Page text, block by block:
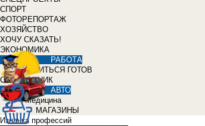
СПОРТ
ФОТОРЕПОРТАЖ
ХОЗЯЙСТВО
ХОЧУ СКАЗАТЬ!
ЭКОНОМИКА
РАБОТА
УЧИТЬСЯ ГОТОВ
СПРАВОЧНИК
АВТО
Медицина
МАГАЗИНЫ
Изнанка профессий